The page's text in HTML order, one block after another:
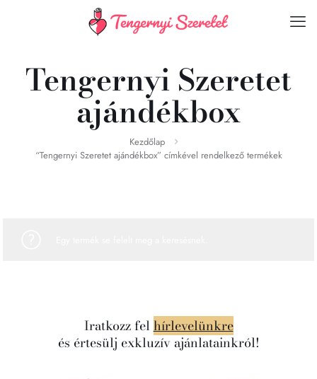
Tengernyi Szeretet
ajándékbox
Kezdőlap
“Tengernyi Szeretet ajándékbox” címkével rendelkező termékek
Iratkozz felhírlevelünkre
és értesülj exkluzív ajánlatainkról!